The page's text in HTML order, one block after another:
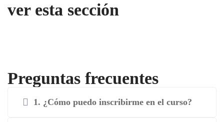
ver esta sección
Preguntas frecuentes
1. ¿Cómo puedo inscribirme en el curso?